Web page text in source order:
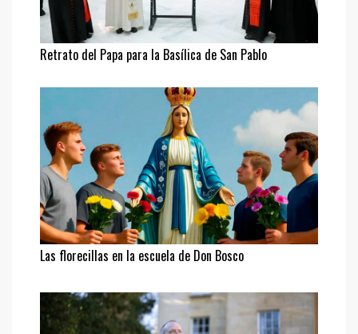
Retrato del Papa para la Basílica de San Pablo
Las florecillas en la escuela de Don Bosco